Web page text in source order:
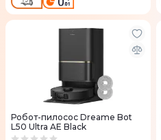
Робот-пилосос Dreame Bot
L50 Ultra AE Black